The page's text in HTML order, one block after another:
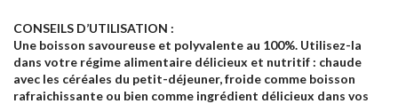
CONSEILS D’UTILISATION :
Une boisson savoureuse et polyvalente au 100%. Utilisez-la
dans votre régime alimentaire délicieux et nutritif : chaude
avec les céréales du petit-déjeuner, froide comme boisson
rafraichissante ou bien comme ingrédient délicieux dans vos